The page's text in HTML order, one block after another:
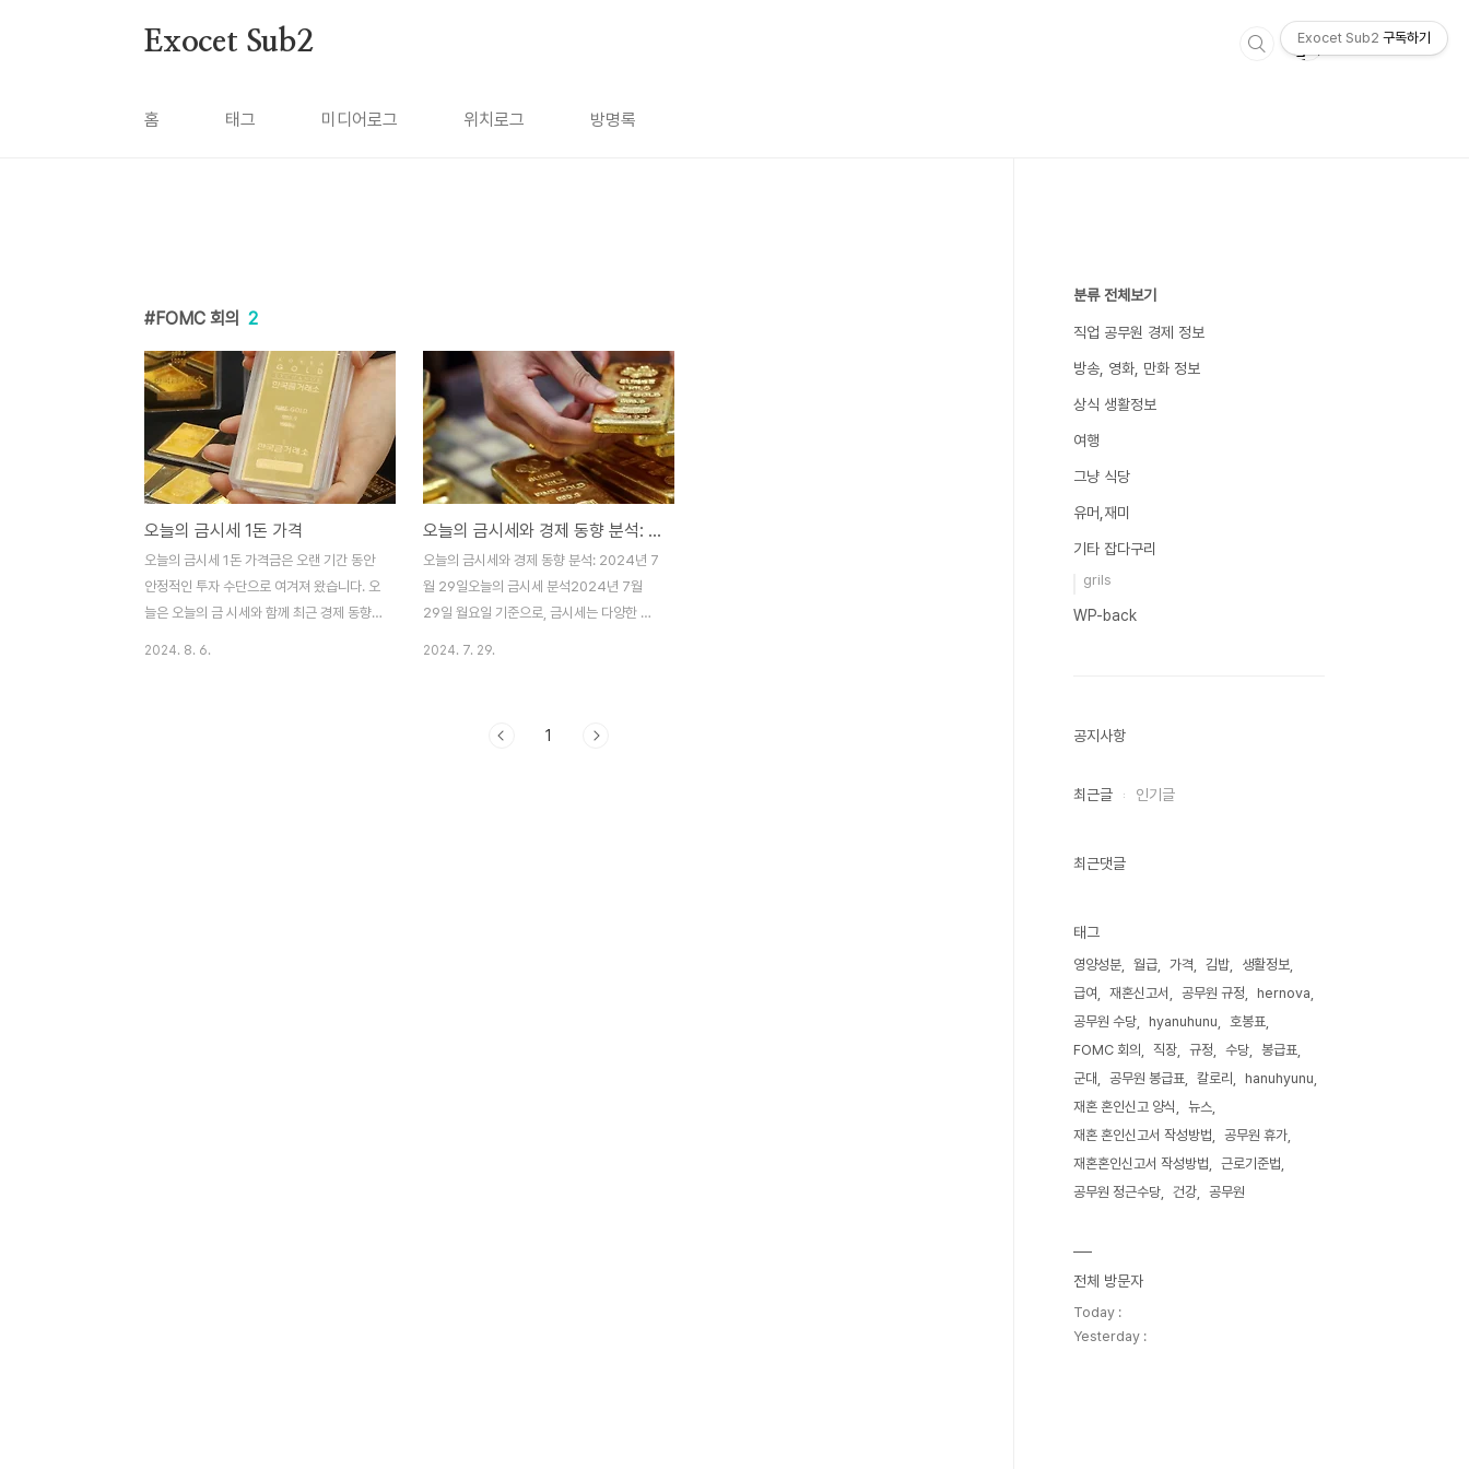
Exocet Sub2
홈 태그 미디어로그 위치로그 방명록
FOMC 회의 2
오늘의 금시세 1돈 가격
오늘의 금시세 1돈 가격금은 오랜 기간 동안
안정적인 투자 수단으로 여겨져 왔습니다. 오
늘은 오늘의 금 시세와 함께 최근 경제 동향
2024. 8. 6.
오늘의 금시세와 경제 동향 분석: 2024년 7월 29일
오늘의 금시세와 경제 동향 분석: 2024년 7
월 29일오늘의 금시세 분석2024년 7월
29일 월요일 기준으로, 금시세는 다양한 금
333,000원입니다. 14K 금은 판매 시
2024. 7. 29.
1
분류 전체보기
직업 공무원 경제 정보
방송, 영화, 만화 정보
상식 생활정보
여행
그냥 식당
유머,재미
기타 잡다구리
grils
WP-back
공지사항
최근글 인기글
최근댓글
태그
영양성분 월급 가격 김밥
생활정보
급여
재혼신고서 공무원 규정
hernova
공무원 수당
hyanuhunu
호봉표
FOMC 회의
직장 규정 수당
봉급표
군대
공무원 봉급표 칼로리
hanuhyunu
재혼 혼인신고 양식
뉴스
재혼 혼인신고서 작성방법
공무원 휴가
재혼혼인신고서 작성방법
근로기준법
공무원 정근수당
건강 공무원
전체 방문자
Today :
Yesterday :
Exocet Sub2 구독하기